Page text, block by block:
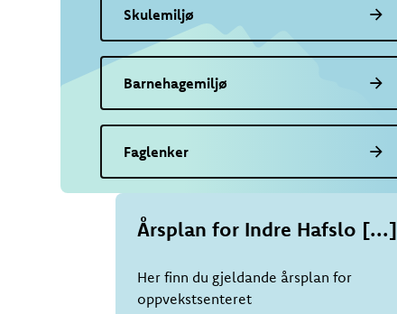
Skulemiljø
Barnehagemiljø
Faglenker
Årsplan for Indre Hafslo [...]
Her finn du gjeldande årsplan for
oppvekstsenteret